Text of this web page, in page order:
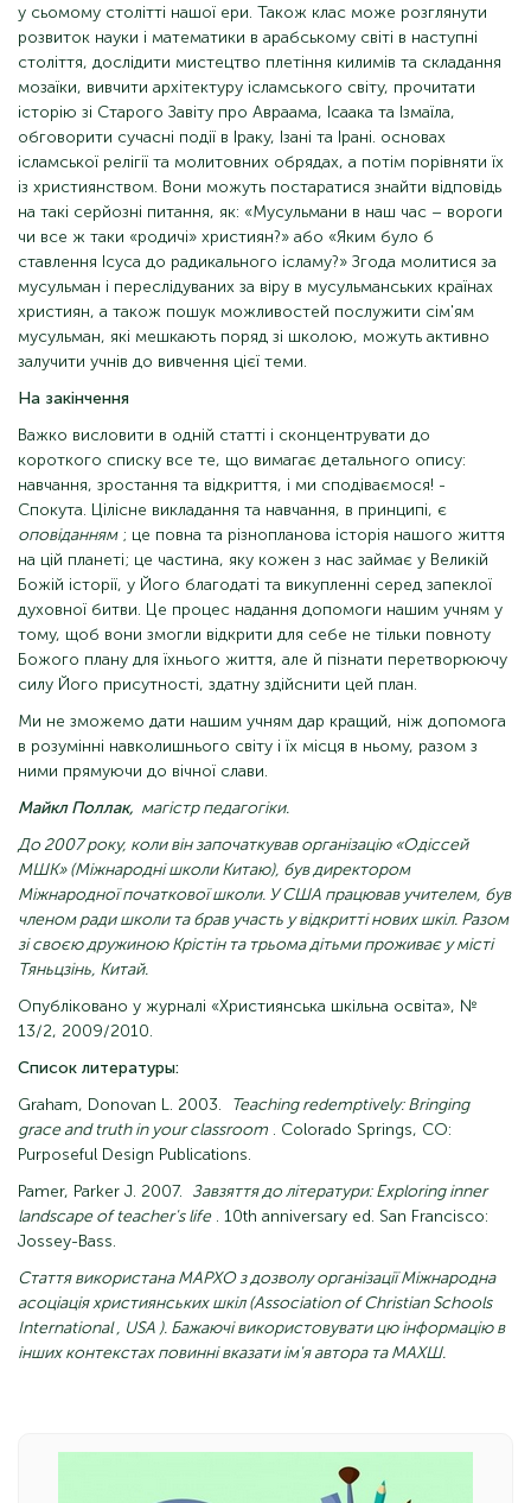
у сьомому столітті нашої ери. Також клас може розглянути
розвиток науки і математики в арабському світі в наступні
століття, дослідити мистецтво плетіння килимів та складання
мозаїки, вивчити архітектуру ісламського світу, прочитати
історію зі Старого Завіту про Авраама, Ісаака та Ізмаїла,
обговорити сучасні події в Іраку, Ізані та Ірані. основах
ісламської релігії та молитовних обрядах, а потім порівняти їх
із християнством. Вони можуть постаратися знайти відповідь
на такі серйозні питання, як: «Мусульмани в наш час – вороги
чи все ж таки «родичі» християн?» або «Яким було б
ставлення Ісуса до радикального ісламу?» Згода молитися за
мусульман і переслідуваних за віру в мусульманських країнах
християн, а також пошук можливостей послужити сім'ям
мусульман, які мешкають поряд зі школою, можуть активно
залучити учнів до вивчення цієї теми.
На закінчення
Важко висловити в одній статті і сконцентрувати до
короткого списку все те, що вимагає детального опису:
навчання, зростання та відкриття, і ми сподіваємося! -
Спокута. Цілісне викладання та навчання, в принципі, є
оповіданням; це повна та різнопланова історія нашого життя
на цій планеті; це частина, яку кожен з нас займає у Великій
Божій історії, у Його благодаті та викупленні серед запеклої
духовної битви. Це процес надання допомоги нашим учням у
тому, щоб вони змогли відкрити для себе не тільки повноту
Божого плану для їхнього життя, але й пізнати перетворюючу
силу Його присутності, здатну здійснити цей план.
Ми не зможемо дати нашим учням дар кращий, ніж допомога
в розумінні навколишнього світу і їх місця в ньому, разом з
ними прямуючи до вічної слави.
Майкл Поллак, магістр педагогіки.
До 2007 року, коли він започаткував організацію «Одіссей
МШК» (Міжнародні школи Китаю), був директором
Міжнародної початкової школи. У США працював учителем, був
членом ради школи та брав участь у відкритті нових шкіл. Разом
зі своєю дружиною Крістін та трьома дітьми проживає у місті
Тяньцзінь, Китай.
Опубліковано у журналі «Християнська шкільна освіта», №
13/2, 2009/2010.
Список литературы:
Graham, Donovan L. 2003.
Teaching redemptively: Bringing
grace and truth in your classroom . Colorado Springs, CO:
Purposeful Design Publications.
Pamer, Parker J. 2007. Завзяття до літератури: Exploring inner
landscape of teacher's life. 10th anniversary ed. San Francisco:
Jossey-Bass.
Стаття використана МАРХО з дозволу організаціїМіжнародна
асоціаціяхристиянськихшкіл (Associationof Christian Schools
International, USA ). Бажаючі використовувати цю інформацію в
інших контекстах повинні вказати ім'я автора та МАХШ.